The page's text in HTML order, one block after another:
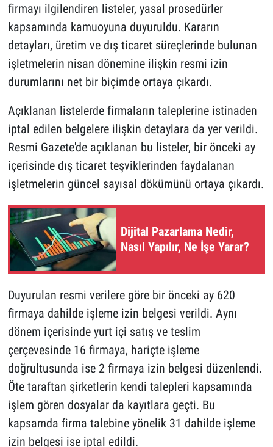
firmayı ilgilendiren listeler, yasal prosedürler
kapsamında kamuoyuna duyuruldu. Kararın
detayları, üretim ve dış ticaret süreçlerinde bulunan
işletmelerin nisan dönemine ilişkin resmi izin
durumlarını net bir biçimde ortaya çıkardı.
Açıklanan listelerde firmaların taleplerine istinaden
iptal edilen belgelere ilişkin detaylara da yer verildi.
Resmi Gazete'de açıklanan bu listeler, bir önceki ay
içerisinde dış ticaret teşviklerinden faydalanan
işletmelerin güncel sayısal dökümünü ortaya çıkardı.
Dijital Pazarlama Nedir,
Nasıl Yapılır, Ne İşe Yarar?
Duyurulan resmi verilere göre bir önceki ay 620
firmaya dahilde işleme izin belgesi verildi. Aynı
dönem içerisinde yurt içi satış ve teslim
çerçevesinde 16 firmaya, hariçte işleme
doğrultusunda ise 2 firmaya izin belgesi düzenlendi.
Öte taraftan şirketlerin kendi talepleri kapsamında
işlem gören dosyalar da kayıtlara geçti. Bu
kapsamda firma talebine yönelik 31 dahilde işleme
izin belgesi ise iptal edildi.